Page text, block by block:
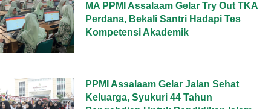
MA PPMI Assalaam Gelar Try Out TKA
Perdana, Bekali Santri Hadapi Tes
Kompetensi Akademik
PPMI Assalaam Gelar Jalan Sehat
Keluarga, Syukuri 44 Tahun